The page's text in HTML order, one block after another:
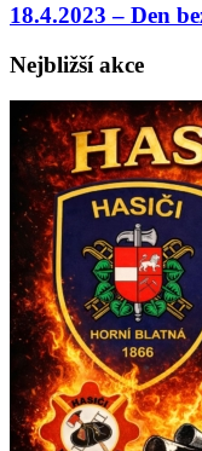
18.4.2023 – Den
Nejbližší akce